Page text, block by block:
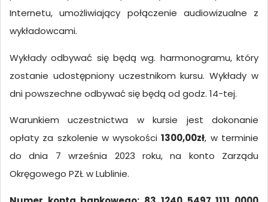
Internetu, umożliwiający połączenie audiowizualne z
wykładowcami.
Wykłady odbywać się będą wg. harmonogramu, który
zostanie udostępniony uczestnikom kursu. Wykłady w
dni powszechne odbywać się będą od godz. 14-tej.
Warunkiem uczestnictwa w kursie jest dokonanie
opłaty za szkolenie w wysokości1300,00zł, w terminie
do dnia 7 września 2023 roku, na konto Zarządu
Okręgowego PZŁ w Lublinie.